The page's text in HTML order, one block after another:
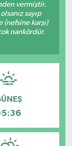
vermiştir.
sayıp
karşı)
nankördür.